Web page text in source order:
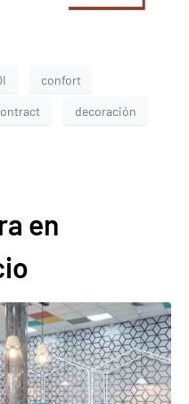
confort
decoración
en